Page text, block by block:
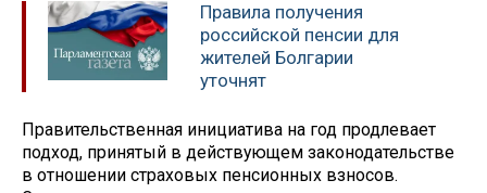
Правила получения
российской пенсии для
жителей Болгарии
уточнят
Правительственная инициатива на год продлевает
подход, принятый в действующем законодательстве
в отношении страховых пенсионных взносов.